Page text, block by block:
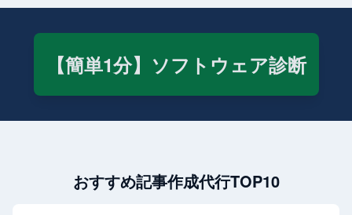
【簡単1分】ソフトウェア診断
おすすめ記事作成代行TOP10